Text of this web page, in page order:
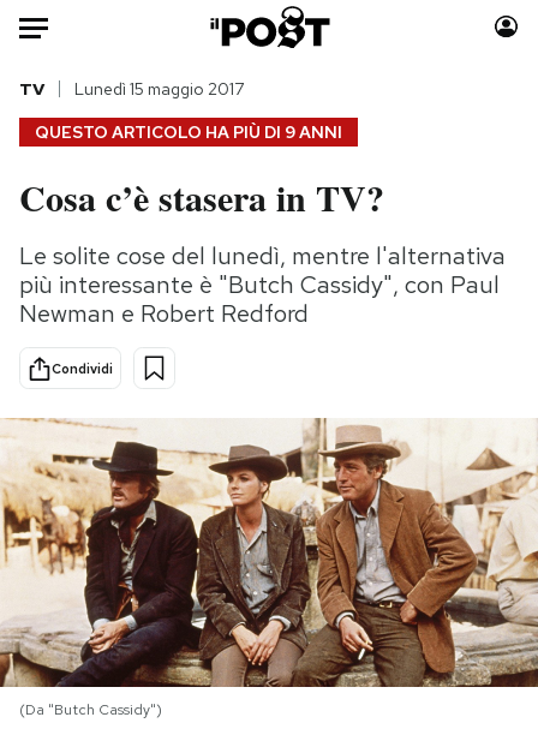
HOME
Italia
Politica
Tecnologia
Scienza
Economia
Sport
Moda
Consumismi
Storie/Idee
Altrecose
Mondiali calcio 2026
PODCAST
NEWSLETTER
QUESTO ARTICOLO HA PIÙ DI 9 ANNI
TV Lunedì 15 maggio 2017
Cosa c’è stasera in TV?
Le solite cose del lunedì, mentre l'alternativa
più interessante è "Butch Cassidy", con Paul
Newman e Robert Redford
Condividi
(Da "Butch Cassidy")